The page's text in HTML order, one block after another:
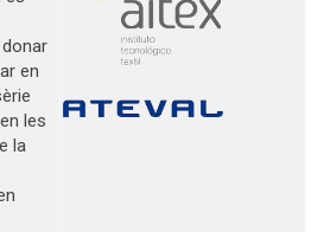
en
les
la